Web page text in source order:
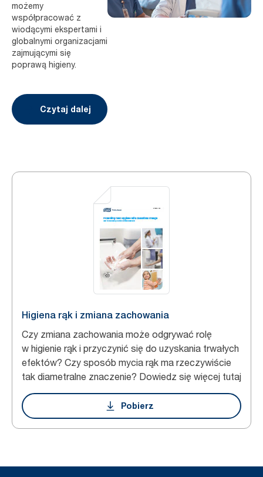
możemy
współpracować z
wiodącymi ekspertami i
globalnymi organizacjami
zajmującymi się
poprawą higieny.
Czytaj dalej
Higiena rąk i zmiana zachowania
Czy zmiana zachowania może odgrywać rolę
w higienie rąk i przyczynić się do uzyskania trwałych
efektów? Czy sposób mycia rąk ma rzeczywiście
tak diametralne znaczenie? Dowiedz się więcej tutaj
Pobierz